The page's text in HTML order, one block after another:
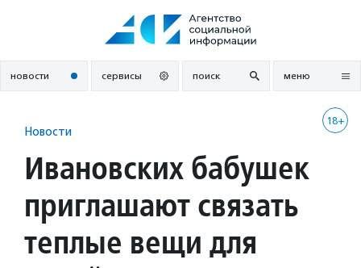
новости сервисы поиск меню
18+
Новости
Ивановских бабушек
приглашают связать
теплые вещи для